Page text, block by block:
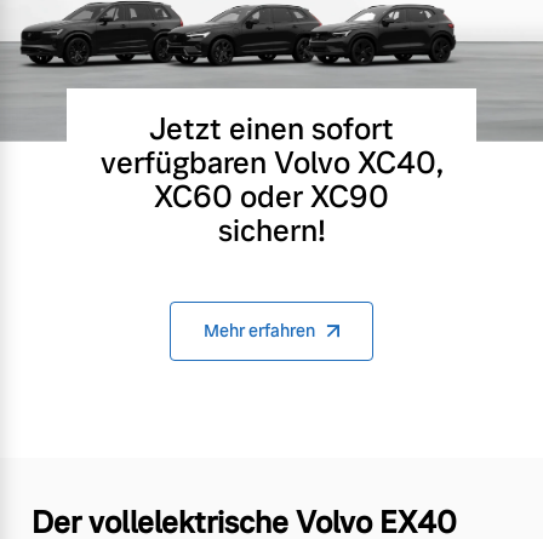
Jetzt einen sofort
verfügbaren Volvo XC40,
XC60 oder XC90
sichern!
Mehr erfahren
Der vollelektrische Volvo EX40